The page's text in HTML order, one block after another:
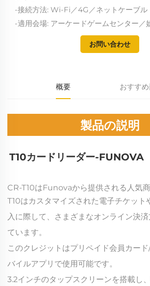
-接続方法: Wi-Fi／4G／ネットケーブル
-適用会場: アーケードゲームセンター／
お問い合わせ
概要 おすす
製品の説明
T10カードリーダー-FUNOVA
CR-T10はFunovaから提供される人気商
T10はカスタマイズされた電子チケット
入に際して、さまざまなオンライン決
ています。
このクレジットはプリペイド会員カー
バイルアプリで使用可能です。
3.2インチのタップスクリーンを搭載し